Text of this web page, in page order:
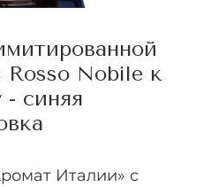
Rosso Nobile к
- синяя
Италии» с